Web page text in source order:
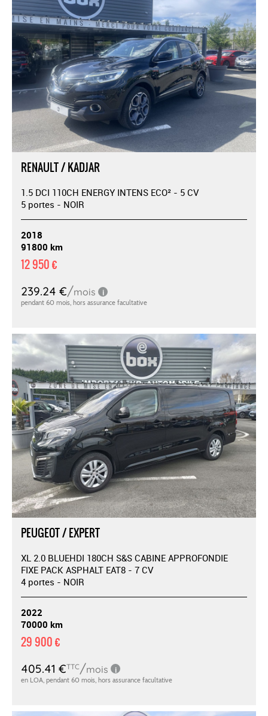
RENAULT / KADJAR
1.5 DCI 110CH ENERGY INTENS ECO² - 5 CV
5 portes - NOIR
2018
91800 km
12 950 €
PEUGEOT / EXPERT
XL 2.0 BLUEHDI 180CH S&S CABINE APPROFONDIE
FIXE PACK ASPHALT EAT8 - 7 CV
4 portes - NOIR
2022
70000 km
29 900 €